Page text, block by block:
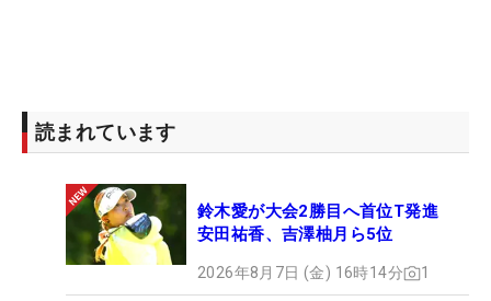
読まれています
鈴木愛が大会2勝目へ首位T発進
安田祐香、吉澤柚月ら5位
2026年8月7日 (金) 16時14分 1